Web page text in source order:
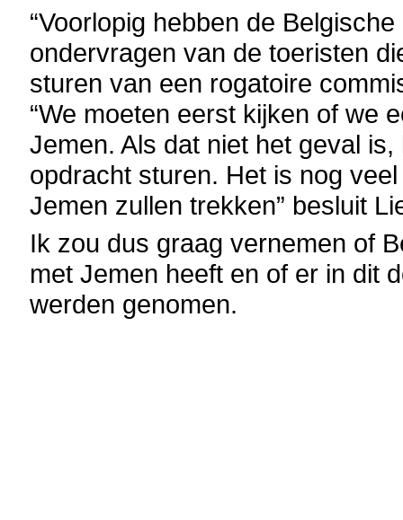
“Voorlopig hebben de
ondervragen van de toeristen
sturen van een rogatoire
“We moeten eerst kijken of we
Jemen. Als dat niet het geval
opdracht sturen. Het is nog
Jemen zullen trekken” besluit
Ik zou dus graag vernemen of
met Jemen heeft en of er in dit
werden genomen.